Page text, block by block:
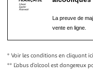
La preuve de
vente en ligne.
* Voir les conditions en cliquant ici
** L’abus d’alcool est dangereux